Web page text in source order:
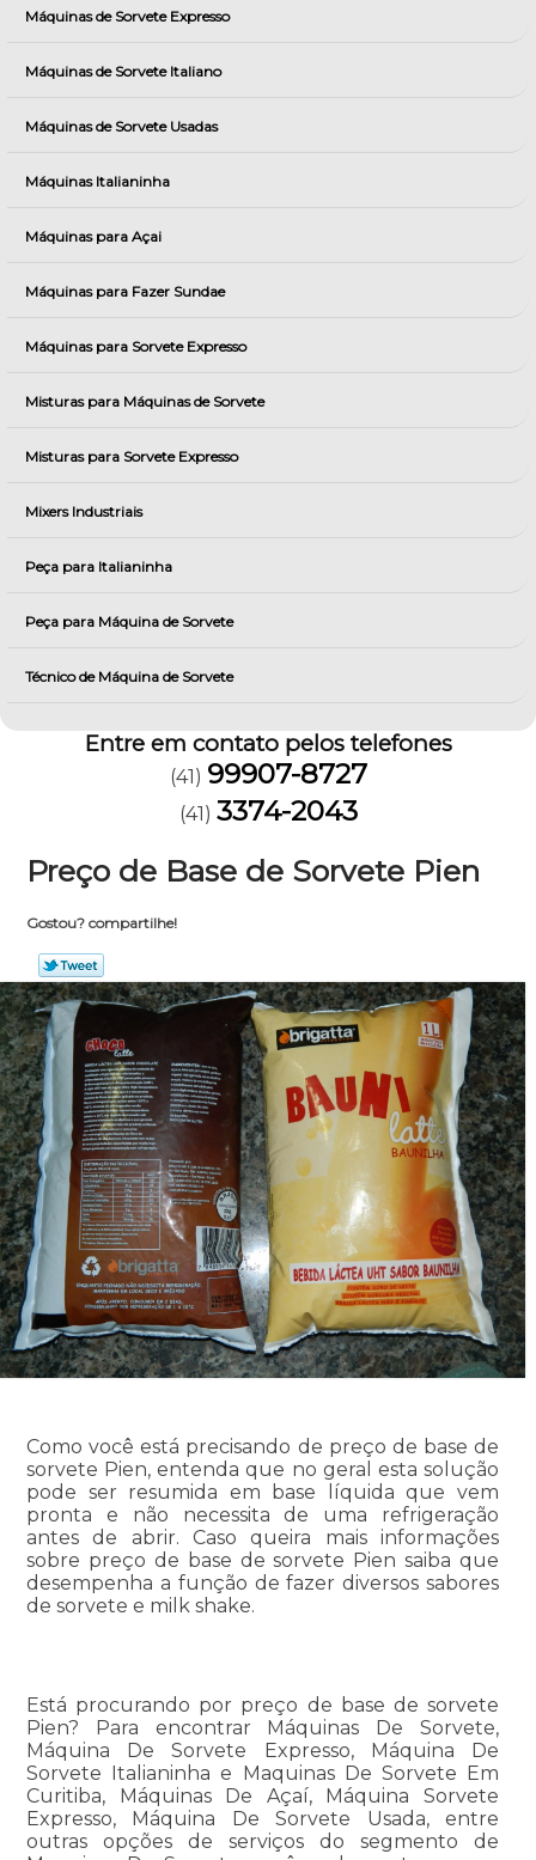
Máquinas de Sorvete Expresso
Máquinas de Sorvete Italiano
Máquinas de Sorvete Usadas
Máquinas Italianinha
Máquinas para Açai
Máquinas para Fazer Sundae
Máquinas para Sorvete Expresso
Misturas para Máquinas de Sorvete
Misturas para Sorvete Expresso
Mixers Industriais
Peça para Italianinha
Peça para Máquina de Sorvete
Técnico de Máquina de Sorvete
Entre em contato pelos telefones
(41) 99907-8727
(41) 3374-2043
Preço de Base de Sorvete Pien
Gostou? compartilhe!
Como você está precisando de preço de base de
sorvete Pien, entenda que no geral esta solução
pode ser resumida em base líquida que vem
pronta e não necessita de uma refrigeração
antes de abrir. Caso queira mais informações
sobre preço de base de sorvete Pien saiba que
desempenha a função de fazer diversos sabores
de sorvete e milk shake.
Está procurando por preço de base de sorvete
Pien? Para encontrar Máquinas De Sorvete,
Máquina De Sorvete Expresso, Máquina De
Sorvete Italianinha e Maquinas De Sorvete Em
Curitiba, Máquinas De Açaí, Máquina Sorvete
Expresso, Máquina De Sorvete Usada, entre
outras opções de serviços do segmento de